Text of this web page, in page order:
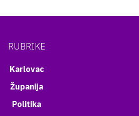
RUBRIKE
Karlovac
Županija
Politika